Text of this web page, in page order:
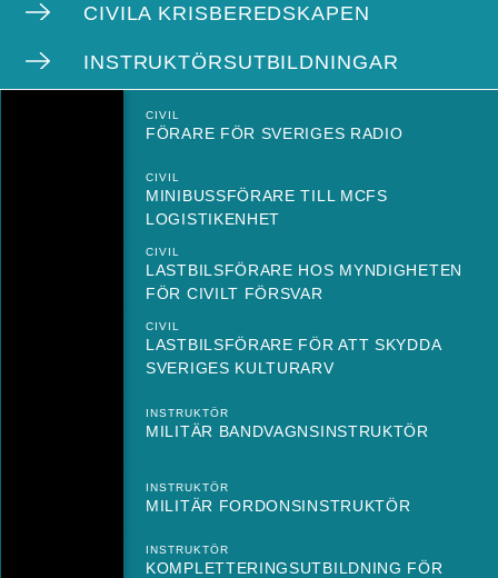
CIVILA KRISBEREDSKAPEN
INSTRUKTÖRSUTBILDNINGAR
CIVIL
FÖRARE FÖR SVERIGES RADIO
CIVIL
MINIBUSSFÖRARE TILL MCFS
LOGISTIKENHET
CIVIL
LASTBILSFÖRARE HOS MYNDIGHETEN
FÖR CIVILT FÖRSVAR
CIVIL
LASTBILSFÖRARE FÖR ATT SKYDDA
SVERIGES KULTURARV
INSTRUKTÖR
MILITÄR BANDVAGNSINSTRUKTÖR
INSTRUKTÖR
MILITÄR FORDONSINSTRUKTÖR
INSTRUKTÖR
KOMPLETTERINGSUTBILDNING FÖR